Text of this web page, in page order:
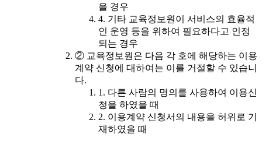
을 경우
4. 기타 교육정보원이 서비스의 효율적
인 운영 등을 위하여 필요하다고 인정
되는 경우
② 교육정보원은 다음 각 호에 해당하는 이용
계약 신청에 대하여는 이를 거절할 수 있습니
다.
1. 다른 사람의 명의를 사용하여 이용신
청을 하였을 때
2. 이용계약 신청서의 내용을 허위로 기
재하였을 때